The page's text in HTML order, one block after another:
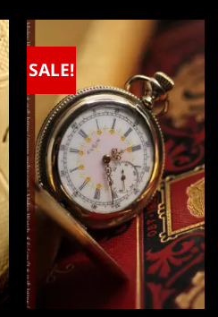
SALE!